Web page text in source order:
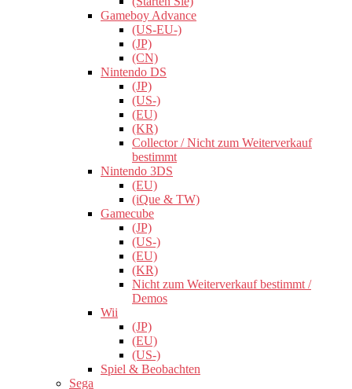
Gameboy Advance
(US-EU-)
(JP)
(CN)
Nintendo DS
(JP)
(US-)
(EU)
(KR)
Collector / Nicht zum Weiterverkauf
bestimmt
Nintendo 3DS
(EU)
(iQue & TW)
Gamecube
(JP)
(US-)
(EU)
(KR)
Nicht zum Weiterverkauf bestimmt /
Demos
Wii
(JP)
(EU)
(US-)
Spiel & Beobachten
Sega